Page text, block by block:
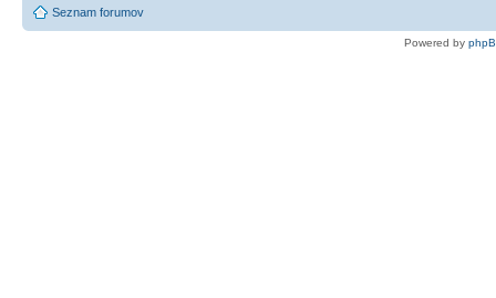
Seznam forumov
Powered by